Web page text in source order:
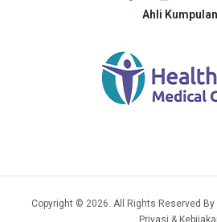
Ahli Kumpulan
Copyright © 2026. All Rights Reserved
Privasi &